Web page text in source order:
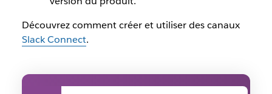
Découvrez comment créer et utiliser des canaux
Slack Connect.